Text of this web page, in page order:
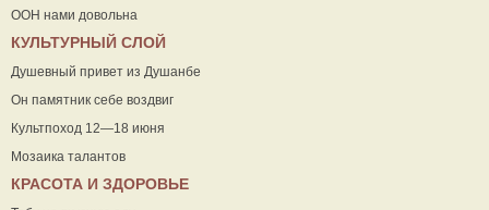
ООН нами довольна
КУЛЬТУРНЫЙ СЛОЙ
Душевный привет из Душанбе
Он памятник себе воздвиг
Культпоход 12—18 июня
Мозаика талантов
КРАСОТА И ЗДОРОВЬЕ